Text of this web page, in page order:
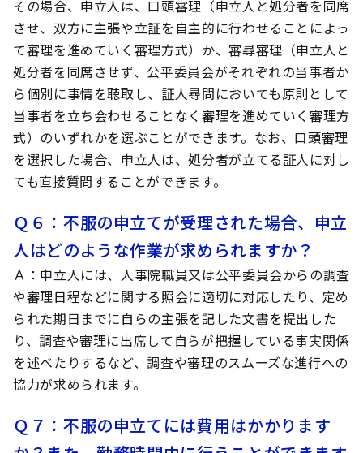
その場合、申立人は、口頭審理（申立人と処分者を同席
させ、双方に主張や立証を自主的に行わせることによっ
て審理を進めていく審理方式）か、審尋審理（申立人と
処分者を同席させず、公平委員会がそれぞれの当事者か
ら個別に事情を聴取し、証人尋問においても原則として
当事者を立ち会わせることなく審理を進めていく審理方
式）のいずれかを選ぶことができます。なお、口頭審理
を選択した場合、申立人は、処分者が立てる証人に対し
ても直接質問することができます。
Ｑ６ ：不服の申立てが受理された場合、申立
人はどのような作業が求められますか？
Ａ ：申立人には、人事院職員又は公平委員会からの調査
や審理日程などに関する照会に適切に対応したり、定め
られた期日までに自らの主張を記した文書を提出した
り、調査や審理に出席して自らが把握している事実関係
を述べたりするなど、調査や審理のスムーズな進行への
協力が求められます。
Ｑ７ ：不服の申立てには費用はかかります